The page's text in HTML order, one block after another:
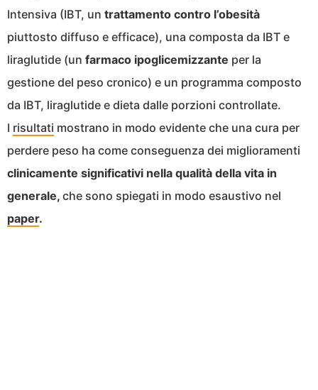
Intensiva (IBT, un trattamento contro l’obesità
piuttosto diffuso e efficace), una composta da IBT e
liraglutide (un farmaco ipoglicemizzante per la
gestione del peso cronico) e un programma composto
da IBT, liraglutide e dieta dalle porzioni controllate.
I risultati mostrano in modo evidente che una cura per
perdere peso ha come conseguenza dei miglioramenti
clinicamente significativi nella qualità della vita in
generale, che sono spiegati in modo esaustivo nel
paper.